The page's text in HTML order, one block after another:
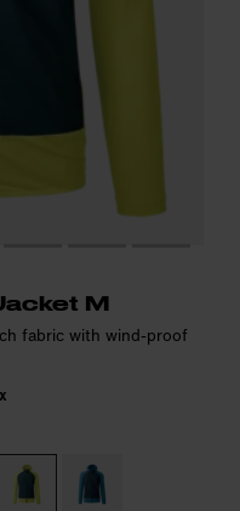
M
fabric with wind-proof